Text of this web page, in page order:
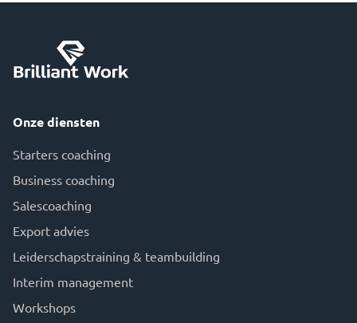
Onze diensten
Starters coaching
Business coaching
Salescoaching
Export advies
Leiderschapstraining & teambuilding
Interim management
Workshops